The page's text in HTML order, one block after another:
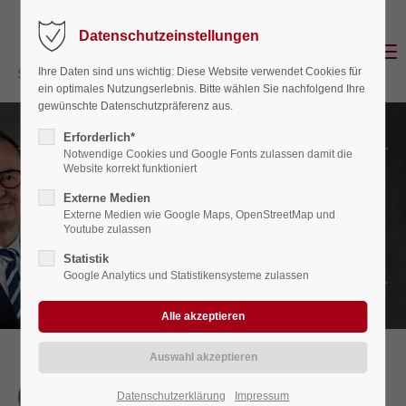
Login
Benutzername
Passwort
Anmelden
Register|Lost your password?
Support
RECHTSANWALT / FACHANWALT FÜR
1960
Datenschutzeinstellungen
Ihre Daten sind uns wichtig: Diese Website verwendet Cookies für
ein optimales Nutzungserlebnis. Bitte wählen Sie nachfolgend Ihre
gewünschte Datenschutzpräferenz aus.
Erforderlich*
Notwendige Cookies und Google Fonts zulassen damit die
Website korrekt funktioniert
Externe Medien
Externe Medien wie Google Maps, OpenStreetMap und
Youtube zulassen
Statistik
Google Analytics und Statistikensysteme zulassen
Datenschutzerklärung Impressum